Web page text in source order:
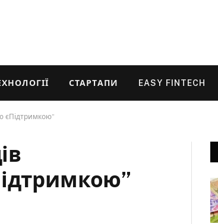
СТАРТАПИ EASY FINTECH
єПідтримкою”